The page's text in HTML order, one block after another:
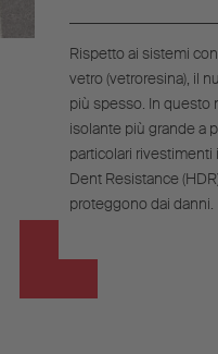
Rispetto ai sistemi
vetro (vetroresina), il
più spesso. In questo
isolante più grande a
particolari rivestimenti
Dent Resistance
proteggono dai danni.